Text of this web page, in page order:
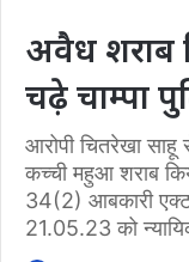
अवैध शराब
चढ़े चाम्पा
आरोपी चितरेखा
कच्ची महुआ शराब
34(2) आबकारी एक्ट
21.05.23 को